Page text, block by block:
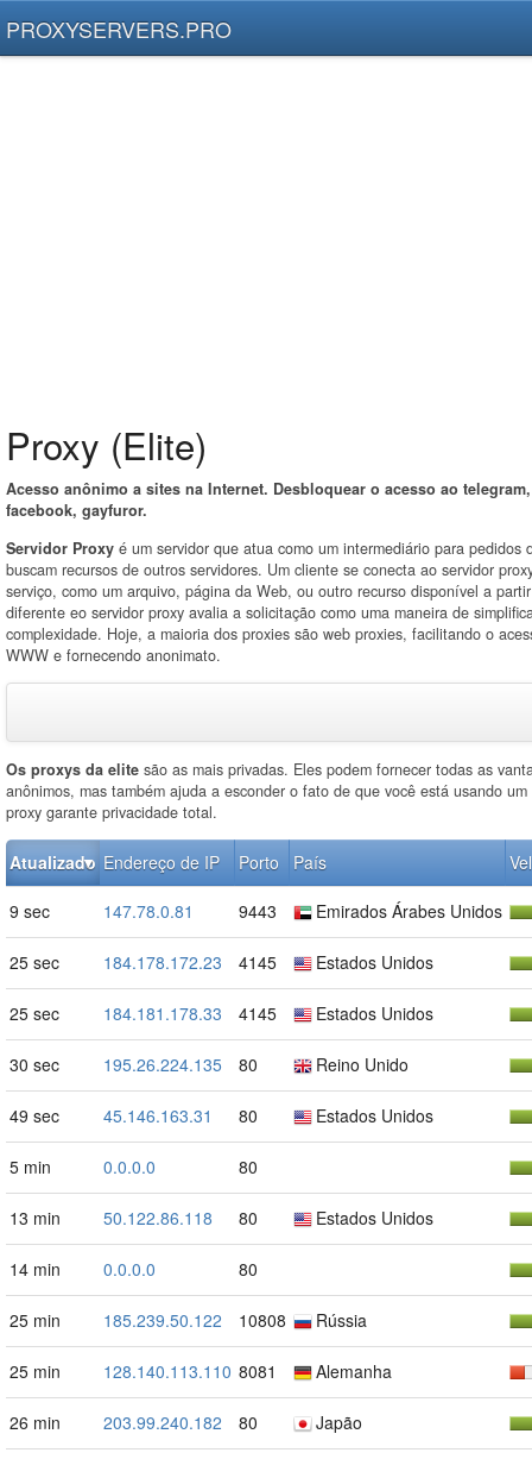
PROXYSERVERS.PRO
Proxy (Elite)
Acesso anônimo a sites na Internet. Desbloquear o acesso ao
facebook, gayfuror.
Servidor Proxy é um servidor que atua como um intermediário para pedidos
buscam recursos de outros servidores. Um cliente se conecta ao servidor
serviço, como um arquivo, página da Web, ou outro recurso disponível a
diferente eo servidor proxy avalia a solicitação como uma maneira de
complexidade. Hoje, a maioria dos proxies são web proxies, facilitando o
WWW e fornecendo anonimato.
Os proxys da elite são as mais privadas. Eles podem fornecer todas as
anônimos, mas também ajuda a esconder o fato de que você está usando
proxy garante privacidade total.
Atualizado Endereço de IP Porto País
9 sec 147.78.0.81 9443 Emirados Árabes Unidos
25 sec 184.178.172.23 4145 Estados Unidos
25 sec 184.181.178.33 4145 Estados Unidos
30 sec 195.26.224.135 80 Reino Unido
49 sec 45.146.163.31 80 Estados Unidos
5 min 0.0.0.0 80
13 min 50.122.86.118 80 Estados Unidos
14 min 0.0.0.0 80
25 min 185.239.50.122 10808 Rússia
25 min 128.140.113.110 8081 Alemanha
26 min 203.99.240.182 80 Japão